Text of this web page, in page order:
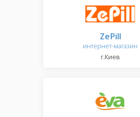
ZePill
интернет-магазин
г.Киев